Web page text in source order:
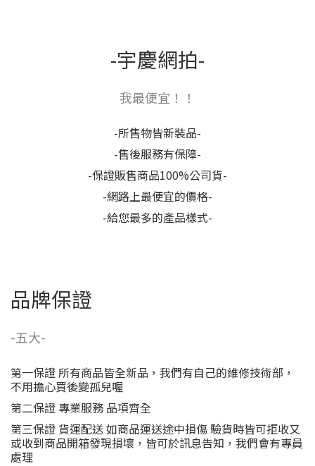
-宇慶網拍-
我最便宜！！
-所售物皆新裝品-
-售後服務有保障-
-保證販售商品100%公司貨-
-網路上最便宜的價格-
-給您最多的產品樣式-
品牌保證
-五大-
第一保證 所有商品皆全新品，我們有自己的維修技術部，
不用擔心買後變孤兒喔
第二保證 專業服務 品項齊全
第三保證 貨運配送 如商品運送途中損傷 驗貨時皆可拒收又
或收到商品開箱發現損壞，皆可於訊息告知，我們會有專員
處理